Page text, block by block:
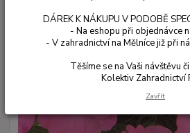
DÁREK K NÁKUPU V PODOBĚ
- Na eshopu při objednávce
- V zahradnictví na Mělníce již při
Těšíme se na Vaši návštěvu
Kolektiv Zahradnictví
Zavřít